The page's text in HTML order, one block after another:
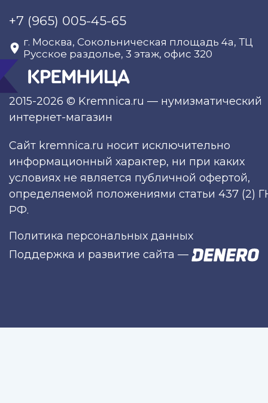
2015-2026 © Kremnica.ru — нумизматический
интернет-магазин
+7 (965) 005-45-65
г. Москва, Сокольническая площадь 4а, ТЦ
Русское раздолье, 3 этаж, офис 320
Сайт kremnica.ru носит исключительно
информационный характер, ни при каких
условиях не является публичной офертой,
определяемой положениями статьи 437 (2)
РФ.
Политика персональных данных
Поддержка и развитие сайта —